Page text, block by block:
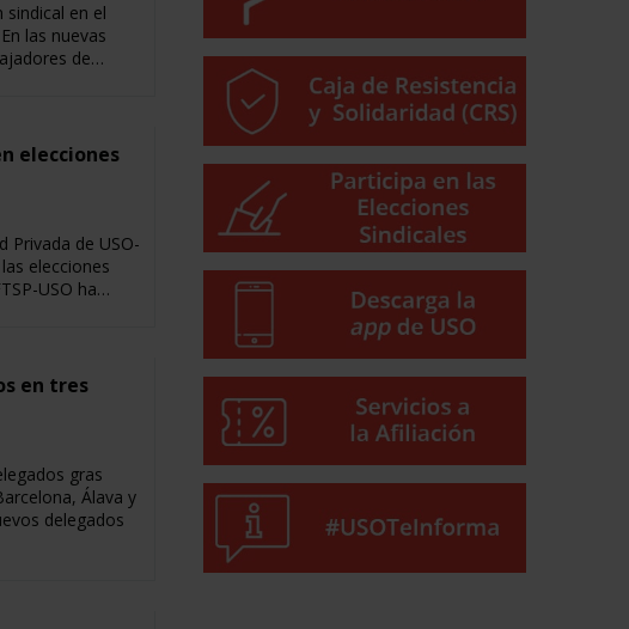
sindical en el
las nuevas
de…
elecciones
Privada de USO-
elecciones
USO ha…
en tres
gras
Álava y
delegados